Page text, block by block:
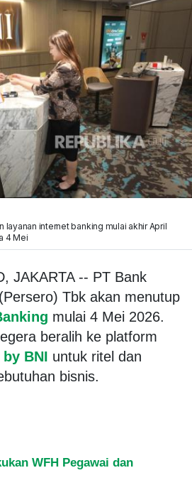
layanan internet banking mulai akhir April
4 Mei
JAKARTA -- PT Bank
Tbk akan menutup
mulai 4 Mei 2026.
beralih ke platform
BNI untuk ritel dan
bisnis.
WFH Pegawai dan